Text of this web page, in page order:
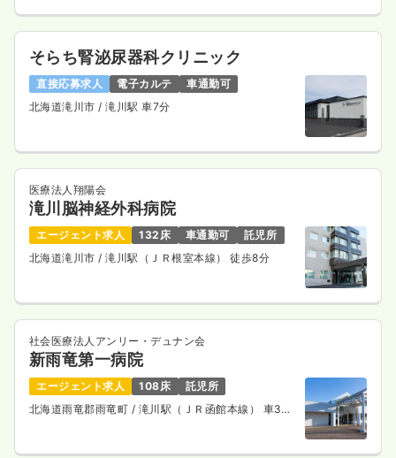
そらち腎泌尿器科クリニック
直接応募求人 電子カルテ
車通勤可
北海道滝川市/ 滝川駅 車7分
医療法人翔陽会
滝川脳神経外科病院
エージェント求人 132床 車通勤可
託児所
北海道滝川市/ 滝川駅（ＪＲ根室本線） 徒歩8分
社会医療法人アンリー・デュナン会
新雨竜第一病院
エージェント求人 108床
託児所
北海道雨竜郡雨竜町 / 滝川駅（ＪＲ函館本線） 車30